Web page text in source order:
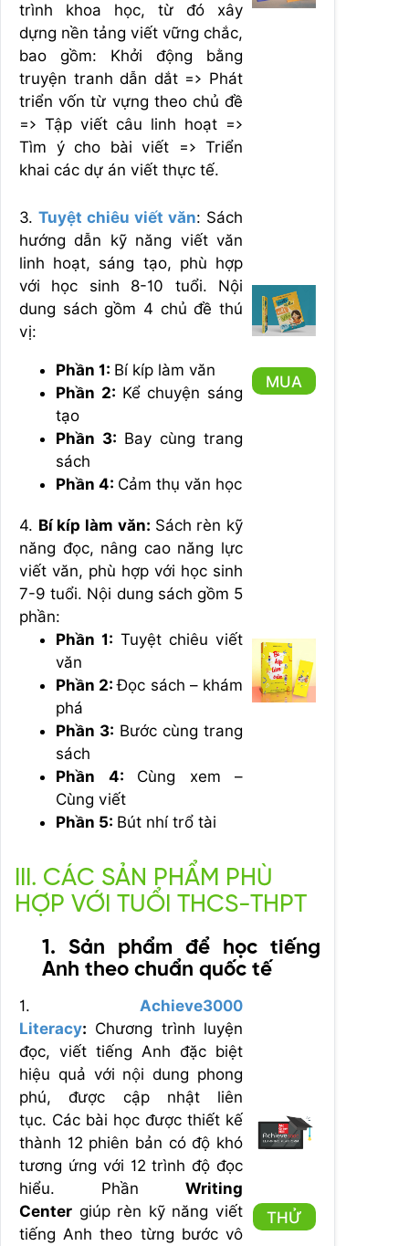
trình khoa học, từ đó xây
dựng nền tảng viết vững chắc,
bao gồm: Khởi động bằng
truyện tranh dẫn dắt => Phát
triển vốn từ vựng theo chủ đề
=> Tập viết câu linh hoạt =>
Tìm ý cho bài viết => Triển
khai các dự án viết thực tế.
3. Tuyệt chiêu viết văn: Sách
hướng dẫn kỹ năng viết văn
linh hoạt, sáng tạo, phù hợp
với học sinh 8-10 tuổi. Nội
dung sách gồm 4 chủ đề thú
vị:
Phần 1: Bí kíp làm văn
Phần 2: Kể chuyện sáng
tạo
Phần 3: Bay cùng trang
sách
Phần 4: Cảm thụ văn học
MUA
4. Bí kíp làm văn: Sách rèn kỹ
năng đọc, nâng cao năng lực
viết văn, phù hợp với học sinh
7-9 tuổi. Nội dung sách gồm 5
phần:
Phần 1: Tuyệt chiêu viết
văn
Phần 2:Đọc sách – khám
phá
Phần 3: Bước cùng trang
sách
Phần 4: Cùng xem –
Cùng viết
Phần 5: Bút nhí trổ tài
III. CÁC SẢN PHẨM PHÙ
HỢP VỚI TUỔI THCS-THPT
1. Sản phẩm để học tiếng
Anh theo chuẩn quốc tế
1. Achieve3000
Literacy: Chương trình luyện
đọc, viết tiếng Anh đặc biệt
hiệu quả với nội dung phong
phú, được cập nhật liên
tục. Các bài học được thiết kế
thành 12 phiên bản có độ khó
tương ứng với 12 trình độ đọc
hiểu. Phần Writing
Center giúp rèn kỹ năng viết
tiếng Anh theo từng bước vô
THỬ